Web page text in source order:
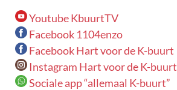
Youtube KbuurtTV
Facebook 1104enzo
Facebook Hart voor de K-buurt
Instagram Hart voor de K-buurt
Sociale app “allemaal K-buurt”